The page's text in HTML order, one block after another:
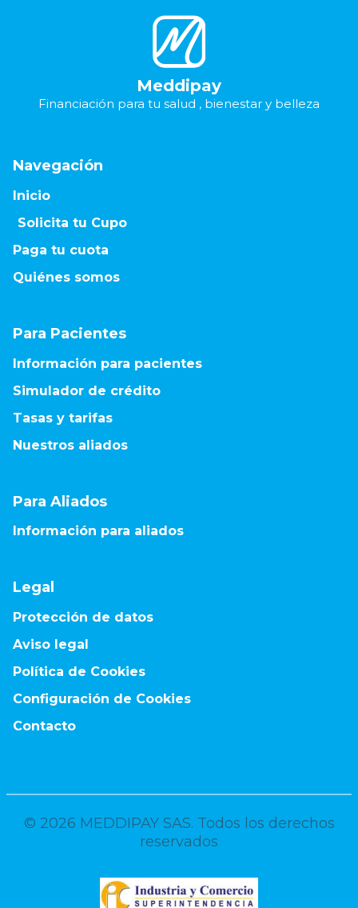
Meddipay
Financiación para tu salud , bienestar y belleza
Navegación
Inicio
Solicita tu Cupo
Paga tu cuota
Quiénes somos
Para Pacientes
Información para pacientes
Simulador de crédito
Tasas y tarifas
Nuestros aliados
Para Aliados
Información para aliados
Legal
Protección de datos
Aviso legal
Política de Cookies
Configuración de Cookies
Contacto
© 2026 MEDDIPAY SAS. Todos los derechos
reservados